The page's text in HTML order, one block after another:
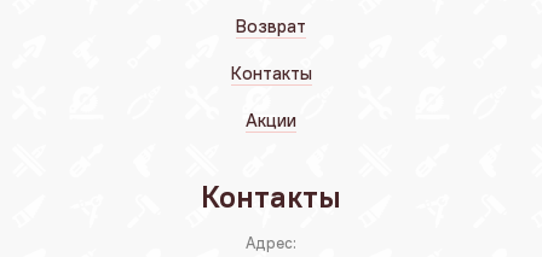
Возврат
Контакты
Акции
Контакты
Адрес: